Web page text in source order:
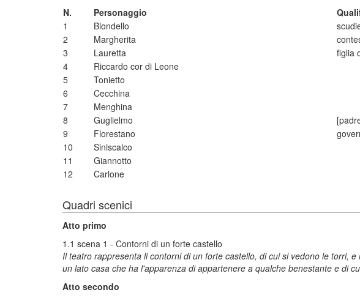
N. Personaggio
1
Blondello
2
Margherita
3
Lauretta figlia
4
Riccardo cor di Leone
5
Tonietto
6
Cecchina
7
Menghina
8
Guglielmo
9
Florestano
10
Siniscalco
11
Giannotto
12
Carlone
Quadri scenici
Atto primo
1.1 scena 1 - Contorni di un forte castello
Il teatro rappresenta li contorni di un forte castello, di cui si vedono le torri,
un lato casa che ha l'apparenza di appartenere a qualche benestante e di
Atto secondo